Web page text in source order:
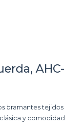
AHC-
bramantes tejidos
y comodidad